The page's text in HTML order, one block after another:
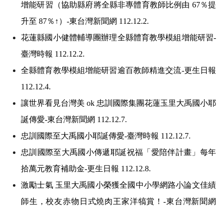
增能研習（協助縣府將全縣非專體育教師比例由 67％提
升至 87％↑）-東台灣新聞網 112.12.2.
花蓮縣國小健體輔導團辦理全縣體育教學模組增能研習-
臺灣時報 112.12.2.
全縣體育教學模組增能研習逾百教師精進交流-更生日報
112.12.4.
讓世界看見台灣美 ok 忠訓國際集團花蓮玉里大禹國小耶
誕傳愛-東台灣新聞網 112.12.7.
忠訓國際至大禹國小耶誕傳愛-臺灣時報 112.12.7.
忠訓國際至大禹國小傳遞耶誕祝福「愛陪伴計畫」每年
拾萬元教育補助金-更生日報 112.12.8.
激勵士氣 玉里大禹國小榮獲全國中小學網路小論文佳績
師生，校友赤物日式燒肉王家洋犒賞！-東台灣新聞網